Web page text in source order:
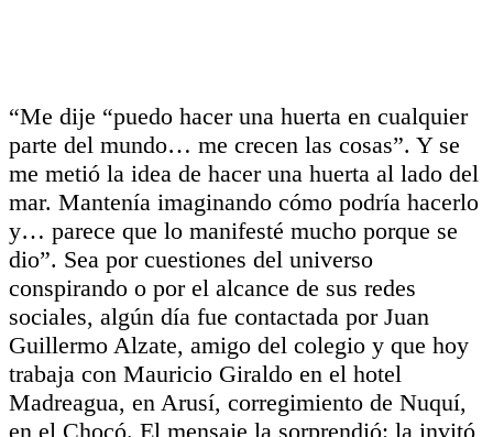
“Me dije “puedo hacer una huerta en cualquier
parte del mundo… me crecen las cosas”. Y se
me metió la idea de hacer una huerta al lado del
mar. Mantenía imaginando cómo podría hacerlo
y… parece que lo manifesté mucho porque se
dio”. Sea por cuestiones del universo
conspirando o por el alcance de sus redes
sociales, algún día fue contactada por Juan
Guillermo Alzate, amigo del colegio y que hoy
trabaja con Mauricio Giraldo en el hotel
Madreagua, en Arusí, corregimiento de Nuquí,
en el Chocó. El mensaje la sorprendió: la invitó